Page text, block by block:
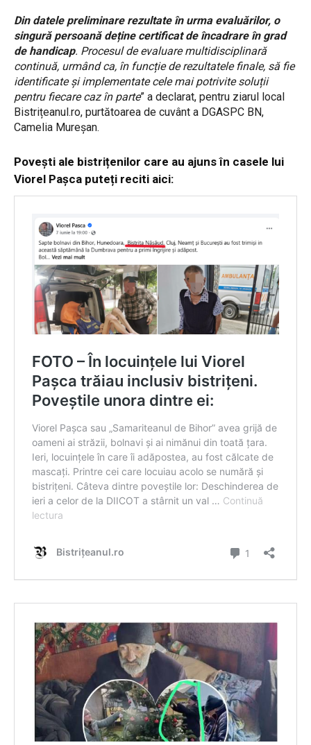
Din datele preliminare rezultate în urma evaluărilor, o
singură persoană deține certificat de încadrare în grad
de handicap. Procesul de evaluare multidisciplinară
continuă, urmând ca, în funcție de rezultatele finale, să fie
identificate și implementate cele mai potrivite soluții
pentru fiecare caz în parte” a declarat, pentru ziarul local
Bistrițeanul.ro, purtătoarea de cuvânt a DGASPC BN,
Camelia Mureșan.
Povești ale bistrițenilor care au ajuns în casele lui
Viorel Pașca puteți reciti aici: